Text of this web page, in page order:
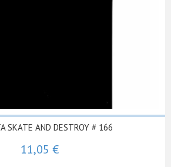
SKATE AND DESTROY # 166
11,05 €